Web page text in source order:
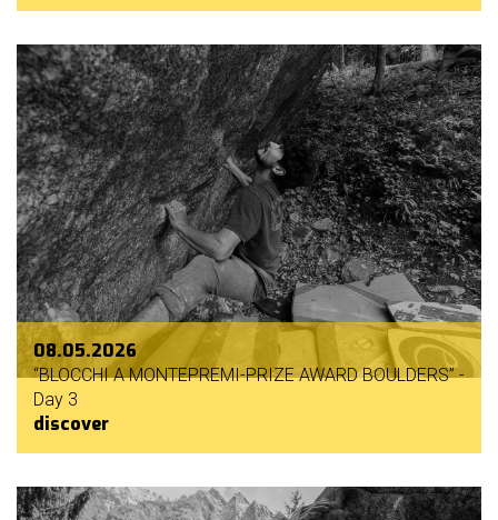
nostri
sponsor
accoglienza
regolamento
08.05.2026
“BLOCCHI A MONTEPREMI-PRIZE AWARD BOULDERS” -
Day 3
discover